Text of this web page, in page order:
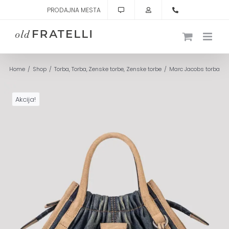
content
PRODAJNA MESTA
Home Shop Torba Torba Zenske torbe Zenske torbe Marc Jacobs torba
Akcija!